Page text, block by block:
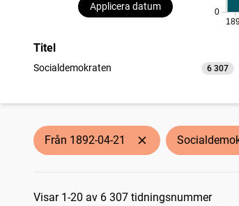
Applicera datum
0
Titel
Socialdemokraten 6 307
träffar
Från 1892-04-21
Sökresultat
Visar 1-20 av 6 307 tidningsnummer